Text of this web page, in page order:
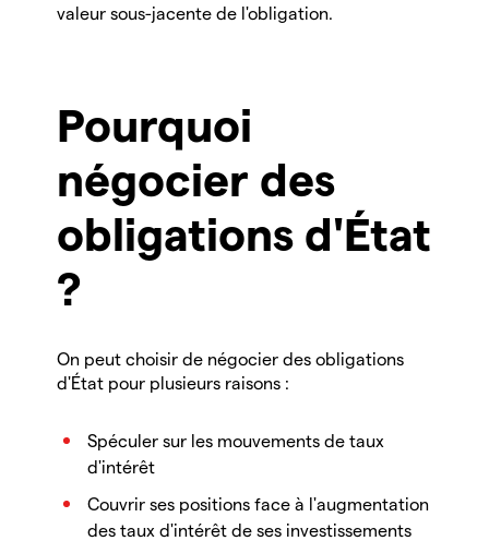
valeur sous-jacente de l'obligation.
Pourquoi
négocier des
obligations d'État
?
On peut choisir de négocier des obligations
d'État pour plusieurs raisons :
Spéculer sur les mouvements de taux
d'intérêt
Couvrir ses positions face à l'augmentation
des taux d'intérêt de ses investissements